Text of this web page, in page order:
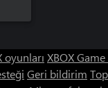
oyunları XBOX Game
Geri bildirim